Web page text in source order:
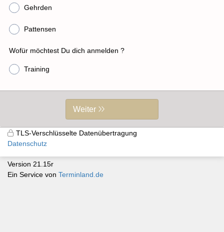
Gehrden
Pattensen
Wofür möchtest Du dich anmelden ?
Training
Weiter
TLS-Verschlüsselte Datenübertragung
Datenschutz
Version 21.15r
Ein Service von Terminland.de